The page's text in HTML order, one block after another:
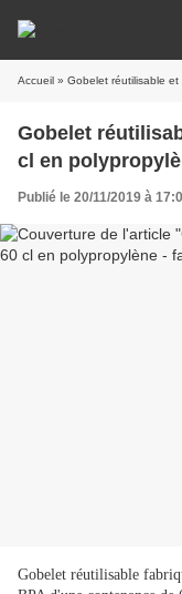
Accueil » Gobelet réutilisable et
Gobelet
cl en
Publié le 20/11/2019 à
Gobelet réutilisable